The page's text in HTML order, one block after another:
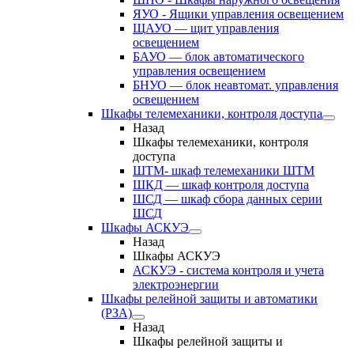
ЯУО - Ящики управления освещением
ЩАУО — щит управления
освещением
БАУО — блок автоматического
управления освещением
БНУО — блок неавтомат. управления
освещением
Шкафы телемеханики, контроля доступа
Назад
Шкафы телемеханики, контроля
доступа
ШТМ- шкаф телемеханики ШТМ
ШКД — шкаф контроля доступа
ШСД — шкаф сбора данных серии
ШСД
Шкафы АСКУЭ
Назад
Шкафы АСКУЭ
АСКУЭ - система контроля и учета
электроэнергии
Шкафы релейной защиты и автоматики
(РЗА)
Назад
Шкафы релейной защиты и